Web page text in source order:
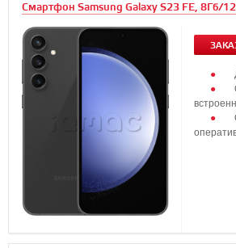
Смартфон Samsung Galaxy S23 FE, 8Гб/